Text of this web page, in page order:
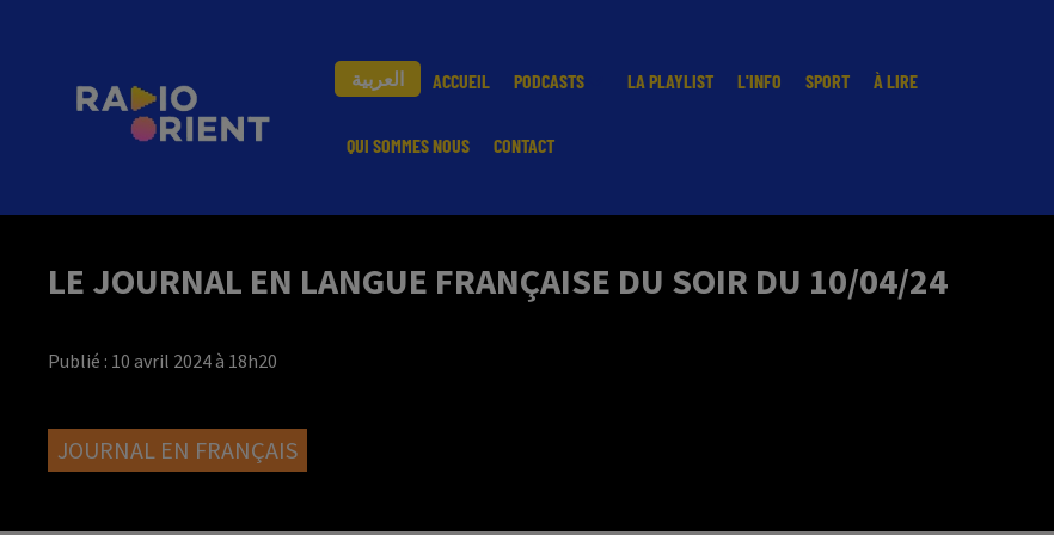
العربية ACCUEIL PODCASTS LA PLAYLIST L'INFO SPORT À LIRE
QUI SOMMES NOUS CONTACT
LE JOURNAL EN LANGUE FRANÇAISE DU SOIR DU 10/04/24
Publié : 10 avril 2024 à 18h20
JOURNAL EN FRANÇAIS